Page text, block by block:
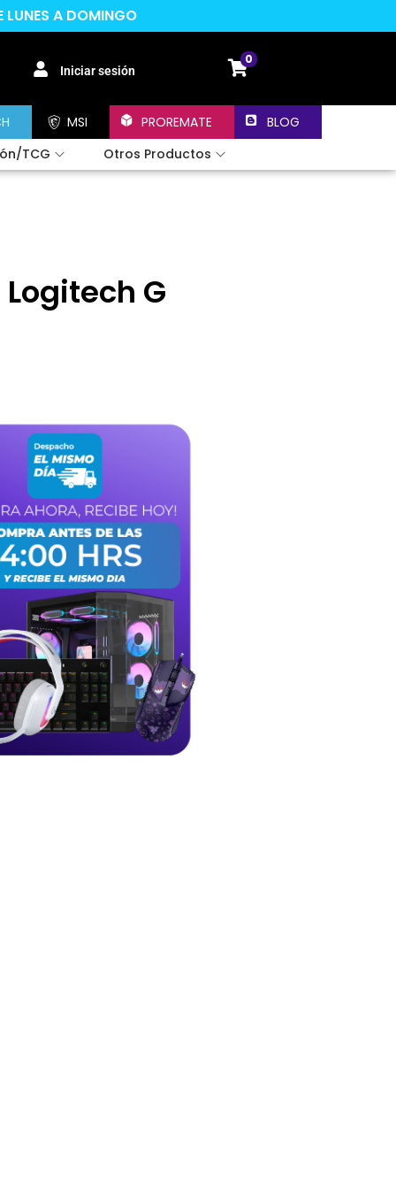
LUNES A DOMINGO
Iniciar sesión
0
MSI PROREMATE
BLOG
TCG
Otros Productos
Logitech G